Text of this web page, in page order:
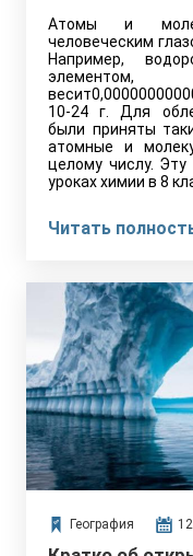
Атомы и
человеческим
Например,
10-24 г. Для
были приняты
атомные и
целому числу.
уроках химии в 8
Читать
География